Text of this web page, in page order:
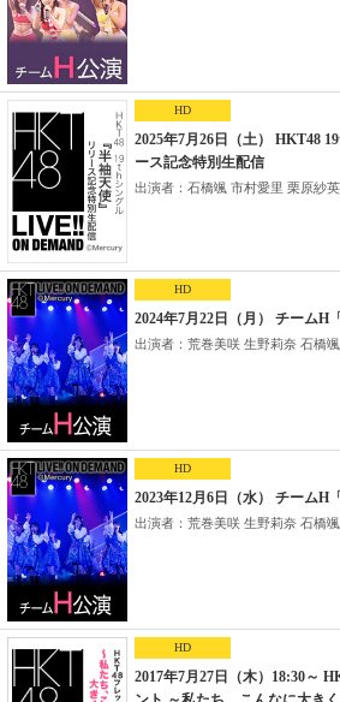
HD
2025年7月26日（土） HKT48
ース記念特別生配信
出演者：石橋颯 市村愛里 栗原紗英
HD
2024年7月22日（月） チームH
出演者：荒巻美咲 生野莉奈 石橋颯
HD
2023年12月6日（水） チームH
出演者：荒巻美咲 生野莉奈 石橋颯
HD
2017年7月27日（木）18:30～